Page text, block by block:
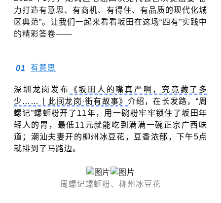
力打造有意思、有商机、有得住、有品质的现代化城
区典范”。 让我们一起来看看坂田在这场“四有”实践中
的精彩答卷——
01 有意思
深圳龙岗发布
《坂田人的嘴真严啊，究竟藏了多
少……丨此间龙岗·街有故事》 介绍，在长发路，“周
螺记”螺蛳粉开了11年，用一碗粉牢牢锁住了坂田年
轻人的胃，最低11元就能吃到满满一碗正宗广西味
道 ；潮汕夫妻开的柳州冰豆花，豆香浓郁，下午5点
就排到了马路边。
周螺记螺蛳粉、 柳州冰豆花